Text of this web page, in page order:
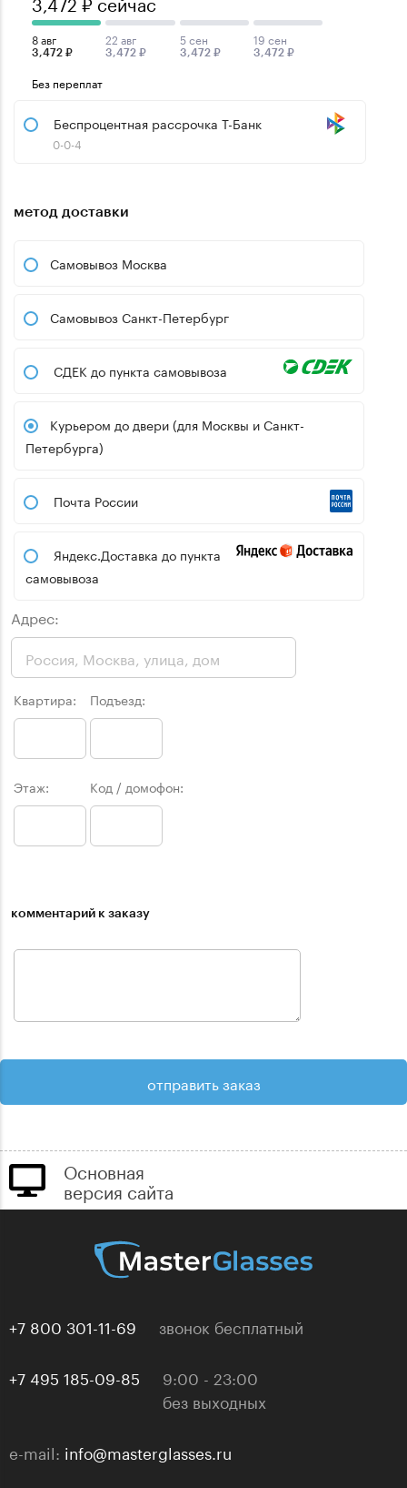
8 авг
3,472 ₽
22 авг
3,472 ₽
5 сен
3,472 ₽
19 сен
3,472 ₽
Без переплат
Беспроцентная рассрочка Т-Банк
0-0-4
метод доставки
Самовывоз Москва
Самовывоз Санкт-Петербург
СДЕК до пункта самовывоза
Курьером до двери (для Москвы и Санкт-
Петербурга)
Почта России
Яндекс.Доставка до пункта
самовывоза
Адрес:
Квартира: Подъезд:
Этаж: Код / домофон:
комментарий к заказу
Основная
версия сайта
+7 800 301-11-69 звонок бесплатный
+7 495 185-09-85
9:00 - 23:00
без выходных
e-mail: info@masterglasses.ru